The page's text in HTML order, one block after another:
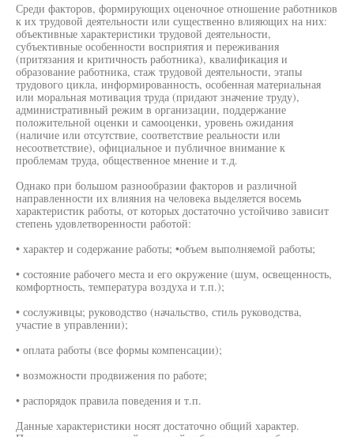
Среди факторов, формирующих оценочное отношение работников
к их трудовой деятельности или существенно влияющих на них:
объективные характеристики трудовой деятельности,
субъективные особенности восприятия и переживания
(притязания и критичность работника), квалификация и
образование работника, стаж трудовой деятельности, этапы
трудового цикла, информированность, особенная материальная
или моральная мотивация труда (придают значение труду),
административный режим в организации, поддержание
положительной оценки и самооценки, уровень ожидания
(наличие или отсутствие, соответствие реальности или
несоответствие), официальное и публичное внимание к
проблемам труда, общественное мнение и т.д.
Однако при большом разнообразии факторов и различной
направленности их влияния на человека выделяется восемь
характеристик работы, от которых достаточно устойчиво зависит
степень удовлетворенности работой:
• характер и содержание работы; •объем выполняемой работы;
• состояние рабочего места и его окружение (шум, освещенность,
комфортность, температура воздуха и т.п.);
• сослуживцы; руководство (начальство, стиль руководства,
участие в управлении);
• оплата работы (все формы компенсации);
• возможности продвижения по работе;
• распорядок правила поведения и т.п.
Данные характеристики носят достаточно общий характер.